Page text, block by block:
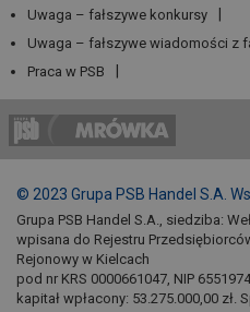
Uwaga – fałszywe konkursy
Uwaga – fałszywe wiadomości z
Praca w PSB
© 2023 Grupa PSB Handel S.A.
Grupa PSB Handel S.A., siedziba:
wpisana do Rejestru
Rejonowy w Kielcach
pod nr KRS 0000661047, NIP
kapitał wpłacony: 53.275.000,00